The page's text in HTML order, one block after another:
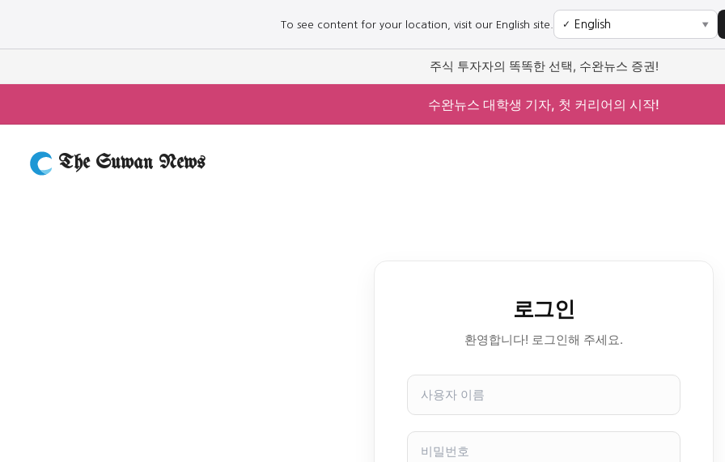
To see content for your location, visit our English site. ✓ ▼
주식 투자자의 똑똑한 선택, 수완뉴스 증권!
수완뉴스 대학생 기자, 첫 커리어의 시작!
The Suwan News
로그인
환영합니다! 로그인해 주세요.
사
자
이
비